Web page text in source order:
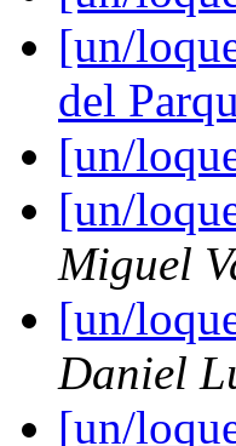
[un/
del
[un/
[un/
Miguel
[un/
Daniel
[un/